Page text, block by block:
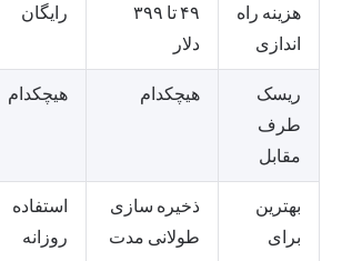
هزینه راه
اندازی
۴۹ تا ۳۹۹
دلار
رایگان
ریسک
طرف
مقابل
هیچکدام هیچکدام
بهترین
برای
ذخیره سازی
طولانی مدت
استفاده
روزانه